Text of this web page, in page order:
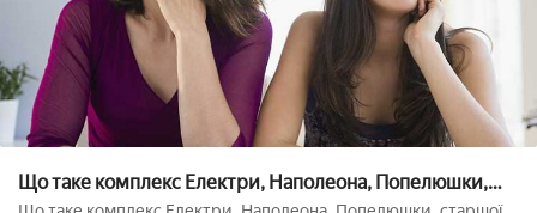
Що таке комплекс Електри, Наполеона, Попелюшки,
сестри та ін.